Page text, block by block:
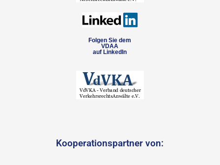
Folgen Sie dem
VDAA
auf LinkedIn
Kooperationspartner von: